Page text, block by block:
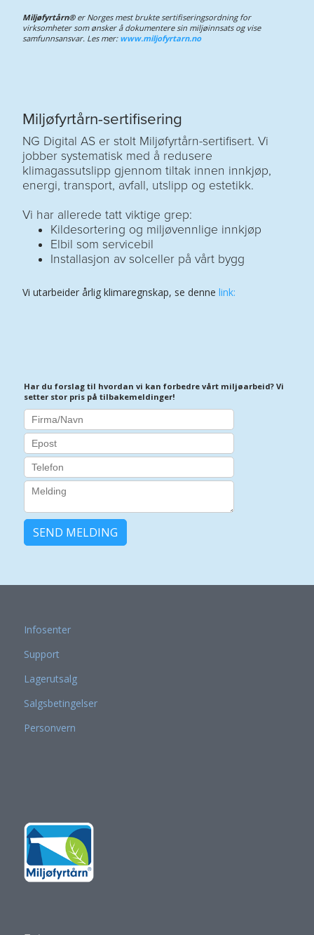
Miljøfyrtårn®er Norges mest brukte sertifiseringsordning for
virksomheter som ønsker å dokumentere sin miljøinnsats og vise
samfunnsansvar. Les mer: www.miljofyrtarn.no
Miljøfyrtårn-sertifisering
NG Digital AS er stolt Miljøfyrtårn-sertifisert. Vi
jobber systematisk med å redusere
klimagassutslipp gjennom tiltak innen innkjøp,
energi, transport, avfall, utslipp og estetikk.
Vi har allerede tatt viktige grep:
Kildesortering og miljøvennlige innkjøp
Elbil som servicebil
Installasjon av solceller på vårt bygg
Vi utarbeider årlig klimaregnskap, se denne link:
Har du forslag til hvordan vi kan forbedre vårt miljøarbeid? Vi
setter stor pris på tilbakemeldinger!
SEND MELDING
Infosenter
Support
Lagerutsalg
Salgsbetingelser
Personvern